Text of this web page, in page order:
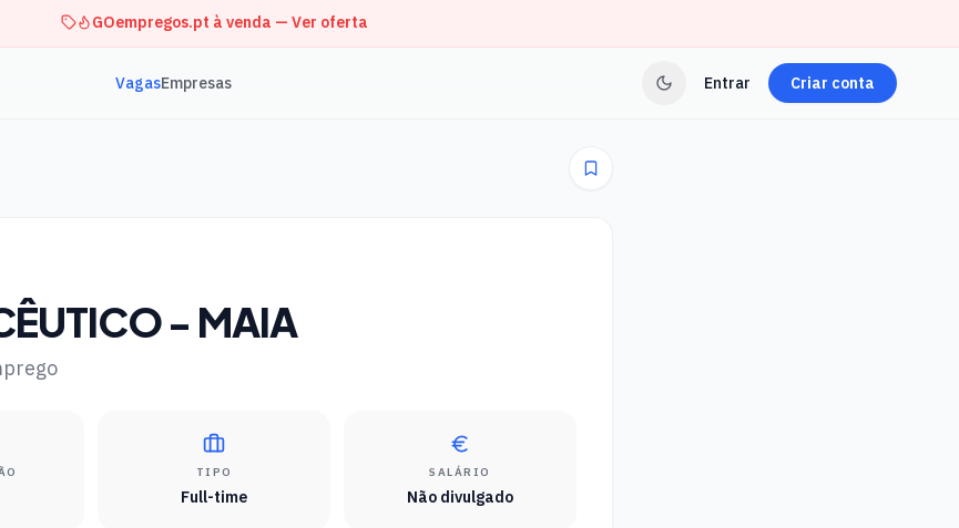
GOempregos.pt à venda — Ver oferta
VagasEmpresas Entrar Criar conta
- MAIA
TIPO
Full-time
SALÁRIO
Não divulgado